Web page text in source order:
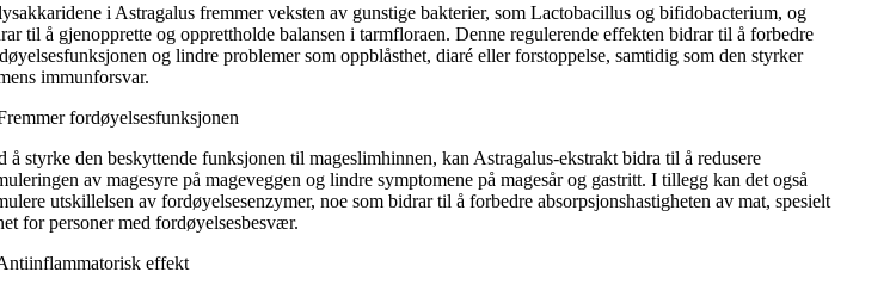
i Astragalus fremmer veksten av gunstige bakterier, som Lactobacillus og bifidobacterium, og
til å gjenopprette og opprettholde balansen i tarmfloraen. Denne regulerende effekten bidrar til å forbedre
og lindre problemer som oppblåsthet, diaré eller forstoppelse, samtidig som den styrker
immunforsvar.
fordøyelsesfunksjonen
å styrke den beskyttende funksjonen til mageslimhinnen, kan Astragalus-ekstrakt bidra til å redusere
av magesyre på mageveggen og lindre symptomene på magesår og gastritt. I tillegg kan det også
utskillelsen av fordøyelsesenzymer, noe som bidrar til å forbedre absorpsjonshastigheten av mat, spesielt
for personer med fordøyelsesbesvær.
effekt